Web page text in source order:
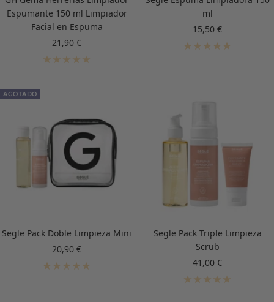
Espumante 150 ml Limpiador
Facial en Espuma
Precio
de
21,90 €
ml
Precio
de
15,50 €
AGOTADO
Segle Pack Doble Limpieza Mini
Precio
de
20,90 €
Segle Pack Triple Limpieza
Scrub
Precio
de
41,00 €